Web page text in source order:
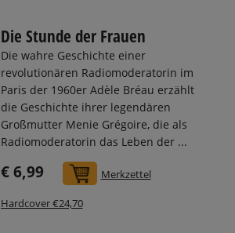
Die Stunde der Frauen
Die wahre Geschichte einer
revolutionären Radiomoderatorin im
Paris der 1960er Adèle Bréau erzählt
die Geschichte ihrer legendären
Großmutter Menie Grégoire, die als
Radiomoderatorin das Leben der ...
€ 6,99 In den Warenkorb
Merkzettel
Hardcover €24,70